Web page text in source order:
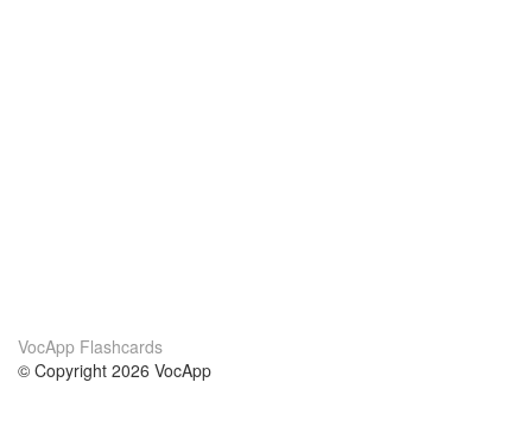
VocApp Flashcards
© Copyright 2026 VocApp